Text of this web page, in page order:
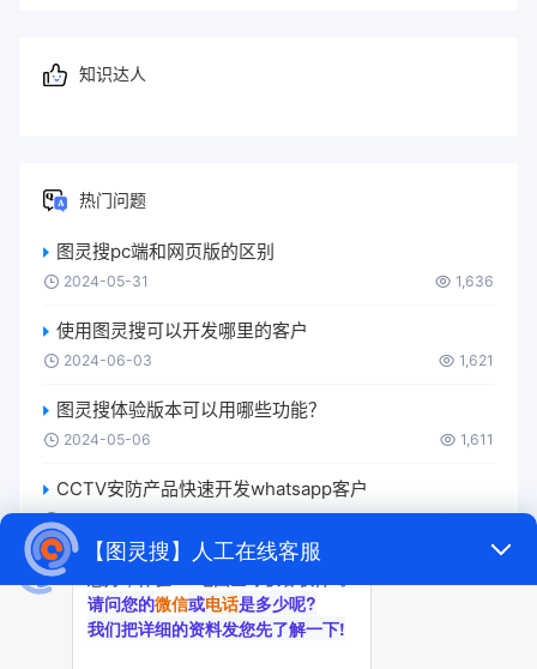
知识达人
热门问题
图灵搜pc端和网页版的区别
2024-05-31 1,636
使用图灵搜可以开发哪里的客户
2024-06-03 1,621
图灵搜体验版本可以用哪些功能？
2024-05-06 1,611
CCTV安防产品快速开发whatsapp客户
2024-05-21 1,547
图灵搜有免费版吗？
2024-05-31